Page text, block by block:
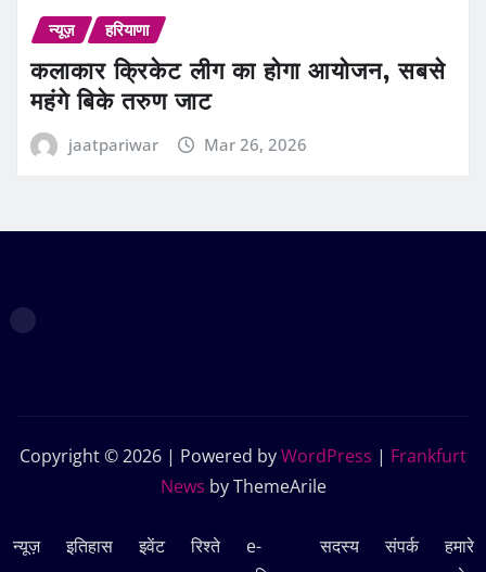
न्यूज़ हरियाणा
कलाकार क्रिकेट लीग का होगा आयोजन, सबसे
महंगे बिके तरुण जाट
jaatpariwar Mar 26, 2026
Copyright © 2026 | Powered byWordPress | Frankfurt
News by ThemeArile
न्यूज़ इतिहास इवेंट रिश्ते
e-
सदस्‍य संपर्क
हमारे